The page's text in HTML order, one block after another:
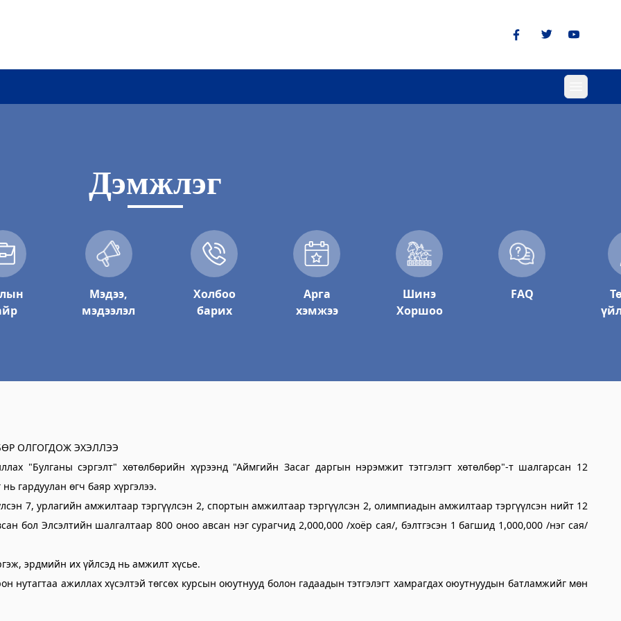
байгуулалтын газар
Дэмжлэг
Мэдээ,
мэдээлэл
Холбоо
барих
Арга
хэмжээ
Шинэ
Хоршоо
FAQ
ОЛГОГДОЖ ЭХЭЛЛЭЭ
"Булганы сэргэлт" хөтөлбөрийн хүрээнд "Аймгийн Засаг даргын нэрэмжит тэтгэлэгт хөтөлбөр"-т шалгарсан 12
гардуулан өгч баяр хүргэлээ.
7, урлагийн амжилтаар тэргүүлсэн 2, спортын амжилтаар тэргүүлсэн 2, олимпиадын амжилтаар тэргүүлсэн нийт 12
бол Элсэлтийн шалгалтаар 800 оноо авсан нэг сурагчид 2,000,000 /хоёр сая/, бэлтгэсэн 1 багшид 1,000,000 /нэг сая/
эрдмийн их үйлсэд нь амжилт хүсье.
ажиллах хүсэлтэй төгсөх курсын оюутнууд болон гадаадын тэтгэлэгт хамрагдах оюутнуудын батламжийг мөн